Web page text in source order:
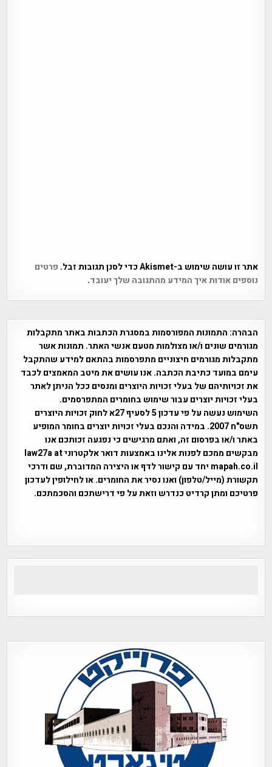
אתר זו עושה שימוש ב-Akismet כדי לסנן תגובות זבל.
פרטים
נוספים אודות איך המידע מהתגובה שלך יעובד.
הבהרה: התמונות המפורסמות במסגרת הכתבות באתר מתקבלות
מגורמים שונים ו/או מצולמות מטעם אנשי האתר. תמונות אשר
מתקבלות מגורמים חיצוניים מתפרסמות בהתאם למידע שהתקבל
עימם במועד כתיבת הכתבה. אנו עושים את מיטב המאמצים לכבד
את זכויותיהם של בעלי זכויות היוצרים ומנסים ככל הניתן לאתר
בעלי זכויות יוצרים עבור שימוש בחומרים המתפרסמים.
השימוש נעשה על פי עדכון 5 לסעיף 27א לחוק זכויות היוצרים
תשס"ח 2007. במידה והנכם בעלי זכויות יוצרים בחומר המופיע
באתר ו/או בפרסום זה, ואתם מרגישים כי נפגעה זכותכם אנו
מבקשים ממכם לפנות אלינו באמצעות דואר אלקטרוני law27a at
mapah.co.il יחד עם קישור לדף או היצירה המדוברת, שם ודרכי
תקשורת (מייל/טלפון) ואנו נסיר את החומרים. או לחילופין לעדכון
פרטיכם ומתן קרדיט כנדרש וזאת על פי דרישתכם והסכמתכם.